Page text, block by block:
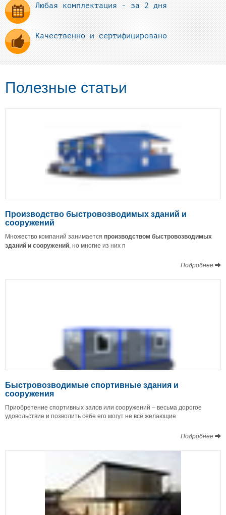
Любая комплектация - за 2 дня
Качественно и сертифицировано
Полезные статьи
Производство быстровозводимых зданий и
сооружений
Множество компаний занимается производством быстровозводимых
зданий и сооружений, но многие из них п
Подробнее
Быстровозводимые спортивные здания и
сооружения
Приобретение спортивных залов или сооружений – весьма дорогое
удовольствие и позволить себе его могут не все желающие
Подробнее